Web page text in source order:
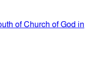
of Church of God in